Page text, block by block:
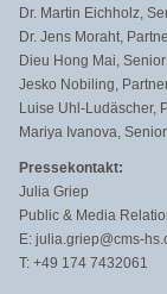
Dr. Martin Eichholz,
Dr. Jens Moraht,
Dieu Hong Mai,
Jesko Nobiling,
Luise Uhl-Ludäscher,
Mariya Ivanova,
Pressekontakt:
Julia Griep
Public & Media
E: julia.griep@cms-
T: +49 174 7432061